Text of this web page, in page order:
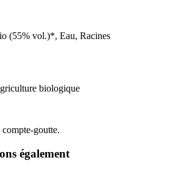
(55% vol.)*, Eau, Racines
biologique
goutte.
également